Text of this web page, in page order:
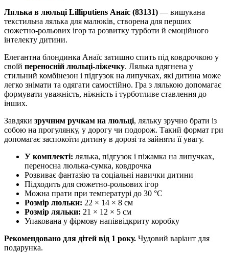
Лялька в люльці Lilliputiens Анаїс (83131) — вишукана
текстильна лялька для малюків, створена для перших
сюжетно-рольових ігор та розвитку турботи й емоційного
інтелекту дитини.
Елегантна блондинка Анаїс затишно спить під ковдрочкою у
своїй переносній люльці-ліжечку. Лялька вдягнена у
стильний комбінезон і підгузок на липучках, які дитина може
легко знімати та одягати самостійно. Гра з лялькою допомагає
формувати уважність, ніжність і турботливе ставлення до
інших.
Завдяки зручним ручкам на люльці, ляльку зручно брати із
собою на прогулянку, у дорогу чи подорож. Такий формат гри
допомагає заспокоїти дитину в дорозі та зайняти її увагу.
У комплекті: лялька, підгузок і піжамка на липучках,
переносна люлька-сумка, ковдрочка
Розвиває фантазію та соціальні навички дитини
Підходить для сюжетно-рольових ігор
Можна прати при температурі до 30 °C
Розмір люльки: 22 × 14 × 8 см
Розмір ляльки: 21 × 12 × 5 см
Упакована у фірмову напіввідкриту коробку
Рекомендовано для дітей від 1 року. Чудовий варіант для
подарунка.